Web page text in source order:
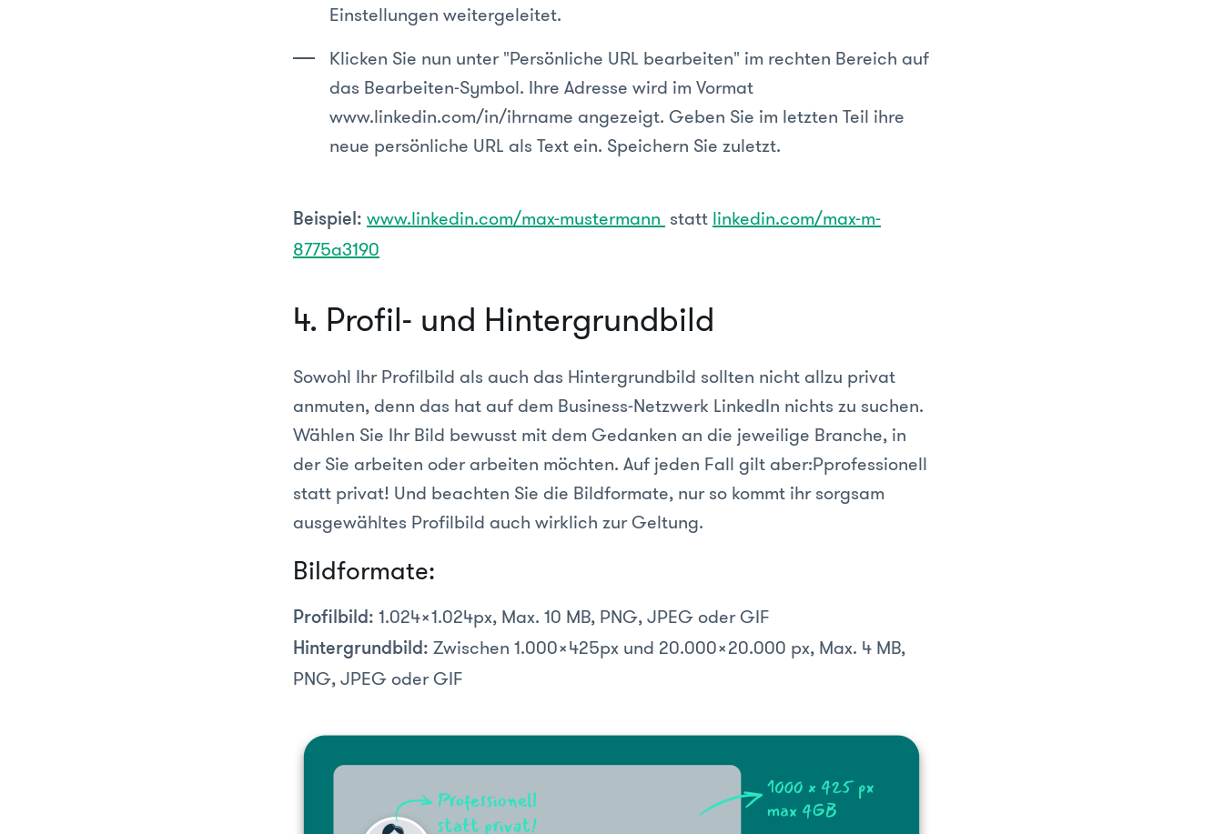
Einstellungen weitergeleitet.
Klicken Sie nun unter "Persönliche URL bearbeiten" im rechten Bereich auf
das Bearbeiten-Symbol. Ihre Adresse wird im Vormat
www.linkedin.com/in/ihrname angezeigt. Geben Sie im letzten Teil ihre
neue persönliche URL als Text ein. Speichern Sie zuletzt.
Beispiel: www.linkedin.com/max-mustermann statt linkedin.com/max-m-
8775a3190
4. Profil- und Hintergrundbild
Sowohl Ihr Profilbild als auch das Hintergrundbild sollten nicht allzu privat
anmuten, denn das hat auf dem Business-Netzwerk LinkedIn nichts zu suchen.
Wählen Sie Ihr Bild bewusst mit dem Gedanken an die jeweilige Branche, in
der Sie arbeiten oder arbeiten möchten. Auf jeden Fall gilt aber:Pprofessionell
statt privat! Und beachten Sie die Bildformate, nur so kommt ihr sorgsam
ausgewähltes Profilbild auch wirklich zur Geltung.
Bildformate:
Profilbild: 1.024x1.024px, Max. 10 MB, PNG, JPEG oder GIF
Hintergrundbild: Zwischen 1.000x425px und 20.000x20.000 px, Max. 4 MB,
PNG, JPEG oder GIF